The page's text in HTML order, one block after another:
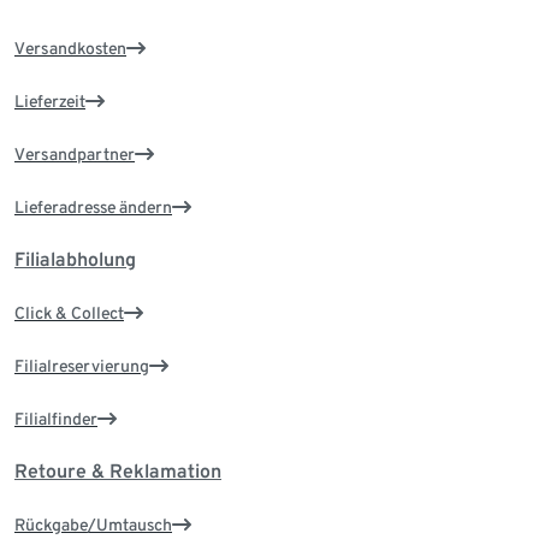
Versandkosten
Lieferzeit
Versandpartner
Lieferadresse ändern
Filialabholung
Click & Collect
Filialreservierung
Filialfinder
Retoure & Reklamation
Rückgabe/Umtausch